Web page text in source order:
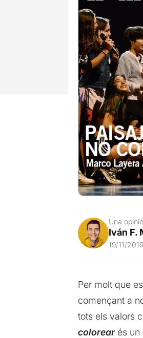
Una
Iván F.
19/11/2019
Per molt que
començant a
tots els valors
colorearés un